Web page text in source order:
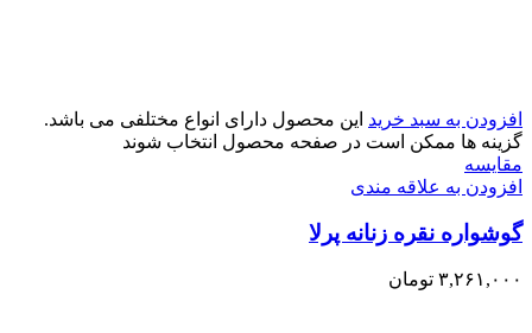
افزودن به سبد خرید این محصول دارای انواع مختلفی می باشد.
گزینه ها ممکن است در صفحه محصول انتخاب شوند
مقایسه
افزودن به علاقه مندی
گوشواره نقره زنانه پرلا
۳,۲۶۱,۰۰۰ تومان